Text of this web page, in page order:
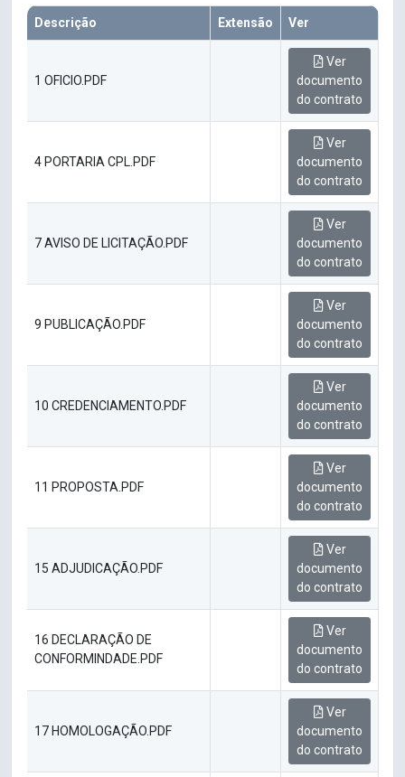
Descrição Extensão Ver
1 OFICIO.PDF
Ver
documento
do contrato
4 PORTARIA CPL.PDF
Ver
documento
do contrato
7 AVISO DE LICITAÇÃO.PDF
Ver
documento
do contrato
9 PUBLICAÇÃO.PDF
Ver
documento
do contrato
10 CREDENCIAMENTO.PDF
Ver
documento
do contrato
11 PROPOSTA.PDF
Ver
documento
do contrato
15 ADJUDICAÇÃO.PDF
Ver
documento
do contrato
16 DECLARAÇÃO DE
CONFORMINDADE.PDF
Ver
documento
do contrato
17 HOMOLOGAÇÃO.PDF
Ver
documento
do contrato